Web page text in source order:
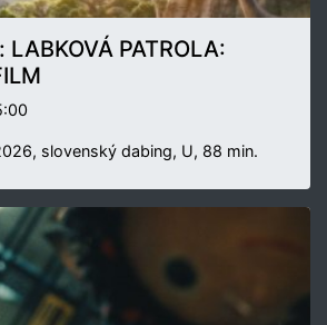
PATROLA:
slovenský dabing, U, 88 min.